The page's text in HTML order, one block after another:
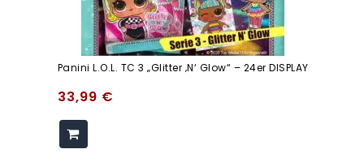
Panini L.O.L. TC 3 „Glitter ‚N‘ Glow“ – 24er DISPLAY
33,99 €